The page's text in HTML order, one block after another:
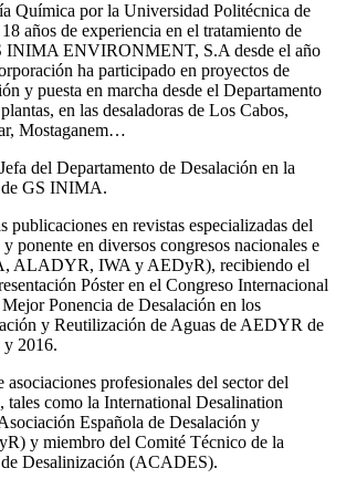
Química por la Universidad Politécnica de
años de experiencia en el tratamiento de
INIMA ENVIRONMENT, S.A desde el año
ha participado en proyectos de
y puesta en marcha desde el Departamento
en las desaladoras de Los Cabos,
Mostaganem…
del Departamento de Desalación en la
GS INIMA.
publicaciones en revistas especializadas del
ponente en diversos congresos nacionales e
ALADYR, IWA y AEDyR), recibiendo el
Póster en el Congreso Internacional
Ponencia de Desalación en los
y Reutilización de Aguas de AEDYR de
y 2016.
profesionales del sector del
tales como la International Desalination
Española de Desalación y
y miembro del Comité Técnico de la
Desalinización (ACADES).